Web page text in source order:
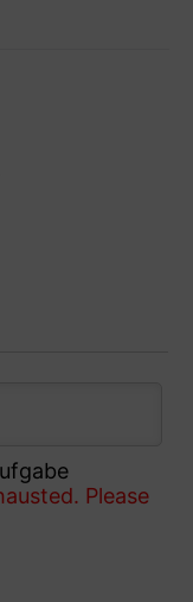
Please